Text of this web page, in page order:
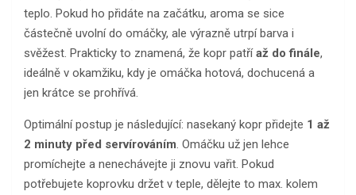
teplo. Pokud ho přidáte na začátku, aroma se sice
částečně uvolní do omáčky, ale výrazně utrpí barva i
svěžest. Prakticky to znamená, že kopr patříaž do finále,
ideálně v okamžiku, kdy je omáčka hotová, dochucená a
jen krátce se prohřívá.
Optimální postup je následující: nasekaný kopr přidejte 1 až
2 minuty před servírováním. Omáčku už jen lehce
promíchejte a nenechávejte ji znovu vařit. Pokud
potřebujete koprovku držet v teple, dělejte to max. kolem